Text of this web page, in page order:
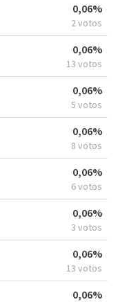
0,06%
2 votos
0,06%
13 votos
0,06%
5 votos
0,06%
8 votos
0,06%
6 votos
0,06%
3 votos
0,06%
13 votos
0,06%